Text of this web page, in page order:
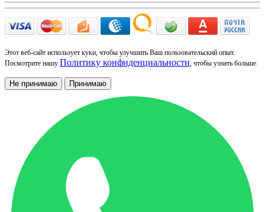
Этот веб-сайт использует куки, чтобы улучшить Ваш пользовательский опыт.
Посмотрите нашу Политику конфиденциальности, чтобы узнать больше.
Не принимаю Принимаю